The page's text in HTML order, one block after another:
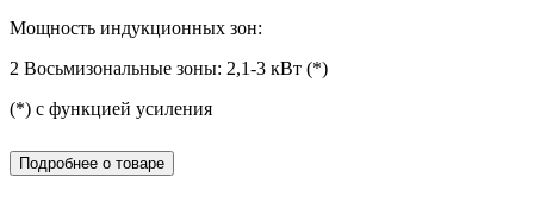
Мощность индукционных зон:
2 Восьмизональные зоны: 2,1-3 кВт (*)
(*) с функцией усиления
Подробнее о товаре